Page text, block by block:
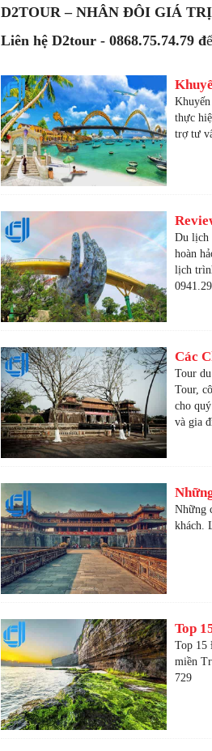
D2TOUR – NHÂN ĐÔI GIÁ TRỊ
Liên hệ D2tour - 0868.75.74.79 đ
thực
trợ tư
Du lịch
hoàn
lịch
Các
Tour
Tour,
cho
và gia
Những
khách.
Top
Top 15
miền
729